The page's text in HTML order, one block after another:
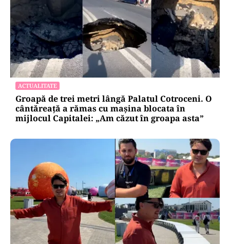
ACTUALITATE
Groapă de trei metri lângă Palatul Cotroceni. O
cântăreață a rămas cu mașina blocata în
mijlocul Capitalei: „Am căzut în groapa asta”